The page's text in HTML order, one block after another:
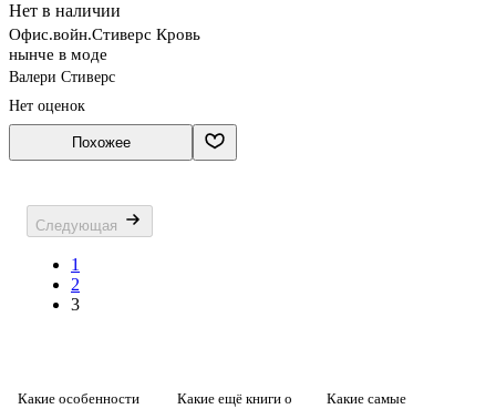
Нет в наличии
Офис.войн.Стиверс Кровь
нынче в моде
Валери Стиверс
Нет оценок
Похожее
Следующая
1
2
3
Какие особенности
Какие ещё книги о
Какие самые